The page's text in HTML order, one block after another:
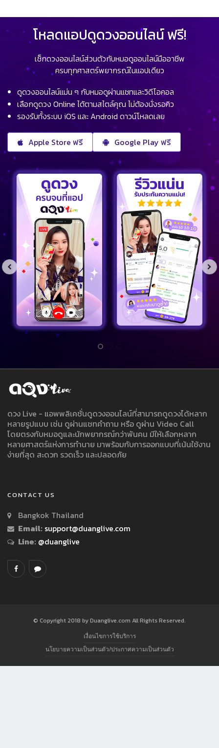
โหลดแอปดูดวงออนไลน์ ฟรี!
เช็กดวงออนไลน์ส่วนตัวกับหมอดูออนไลน์มืออาชีพ
ครบทุกศาสตร์พยากรณ์ในแอปเดียว
ดูดวงออนไลน์แม่น ๆ กับหมอดูผ่านแชทและวิดีโอคอล
เลือกดูดวง Online ได้ตามสไตล์คุณ ไม่ต้องนั่งรอคิว
รองรับทั้งระบบ iOS และ Android ดาวน์โหลดเลย
Apple Store ฟรี Google Play ฟรี
ดวง Live - แอพพลิเคชั่นดูดวงออนไลน์ที่สามารถดูดวงได้หลาก
หลายรูปแบบ เช่น ดูผ่านแชทคำถาม หรือ ดูผ่าน Video Call
โดยตรงกับหมอดูและนักพยากรณ์กว่าพันคน มีให้เลือกหลาก
หลายศาสตร์แห่งการทำนาย มาพร้อมกับการออกแบบที่เน้นใช้งาน
ง่ายที่สุด สะดวก รวดเร็ว และปลอดภัย
CONTACT US
Bangkok Thailand
Email: support@duanglive.com
Line: @duanglive
© Copyright 2018 by Duanglive.com All Rights Reserved.
เงื่อนไขการใช้บริการ
นโยบายความเป็นส่วนตัว/ประกาศความเป็นส่วนตัว